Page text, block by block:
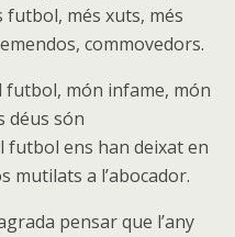
futbol, més xuts, més
commovedors.
món infame, món
déus són
futbol ens han deixat en
mutilats a l’abocador.
pensar que l’any